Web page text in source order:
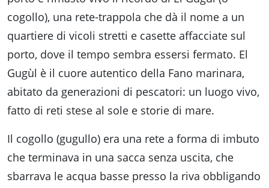
cogollo), una rete-trappola che dà il nome a un
quartiere di vicoli stretti e casette affacciate sul
porto, dove il tempo sembra essersi fermato. El
Gugùl è il cuore autentico della Fano marinara,
abitato da generazioni di pescatori: un luogo vivo,
fatto di reti stese al sole e storie di mare.
Il cogollo (gugullo) era una rete a forma di imbuto
che terminava in una sacca senza uscita, che
sbarrava le acqua basse presso la riva obbligando